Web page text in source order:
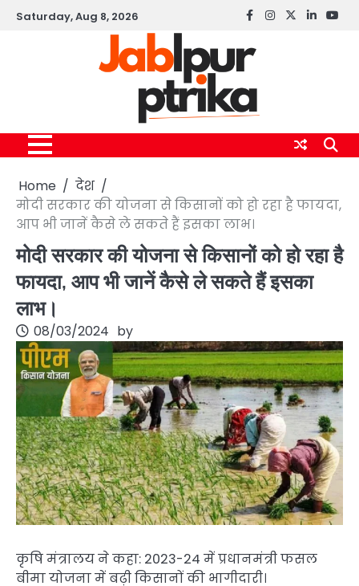
SkipSaturday, Aug 8, 2026 Facebook
instagram
twitterlinkedin
Home
देश
मोदी सरकार की योजना से किसानों को हो रहा है फायदा,
आप भी जानें कैसे ले सकते हैं इसका लाभ।
मोदी सरकार की योजना से किसानों को हो रहा है
फायदा, आप भी जानें कैसे ले सकते हैं इसका
लाभ।
08/03/2024 by
कृषि मंत्रालय ने कहा: 2023-24 में प्रधानमंत्री फसल
बीमा योजना में बढ़ी किसानों की भागीदारी।